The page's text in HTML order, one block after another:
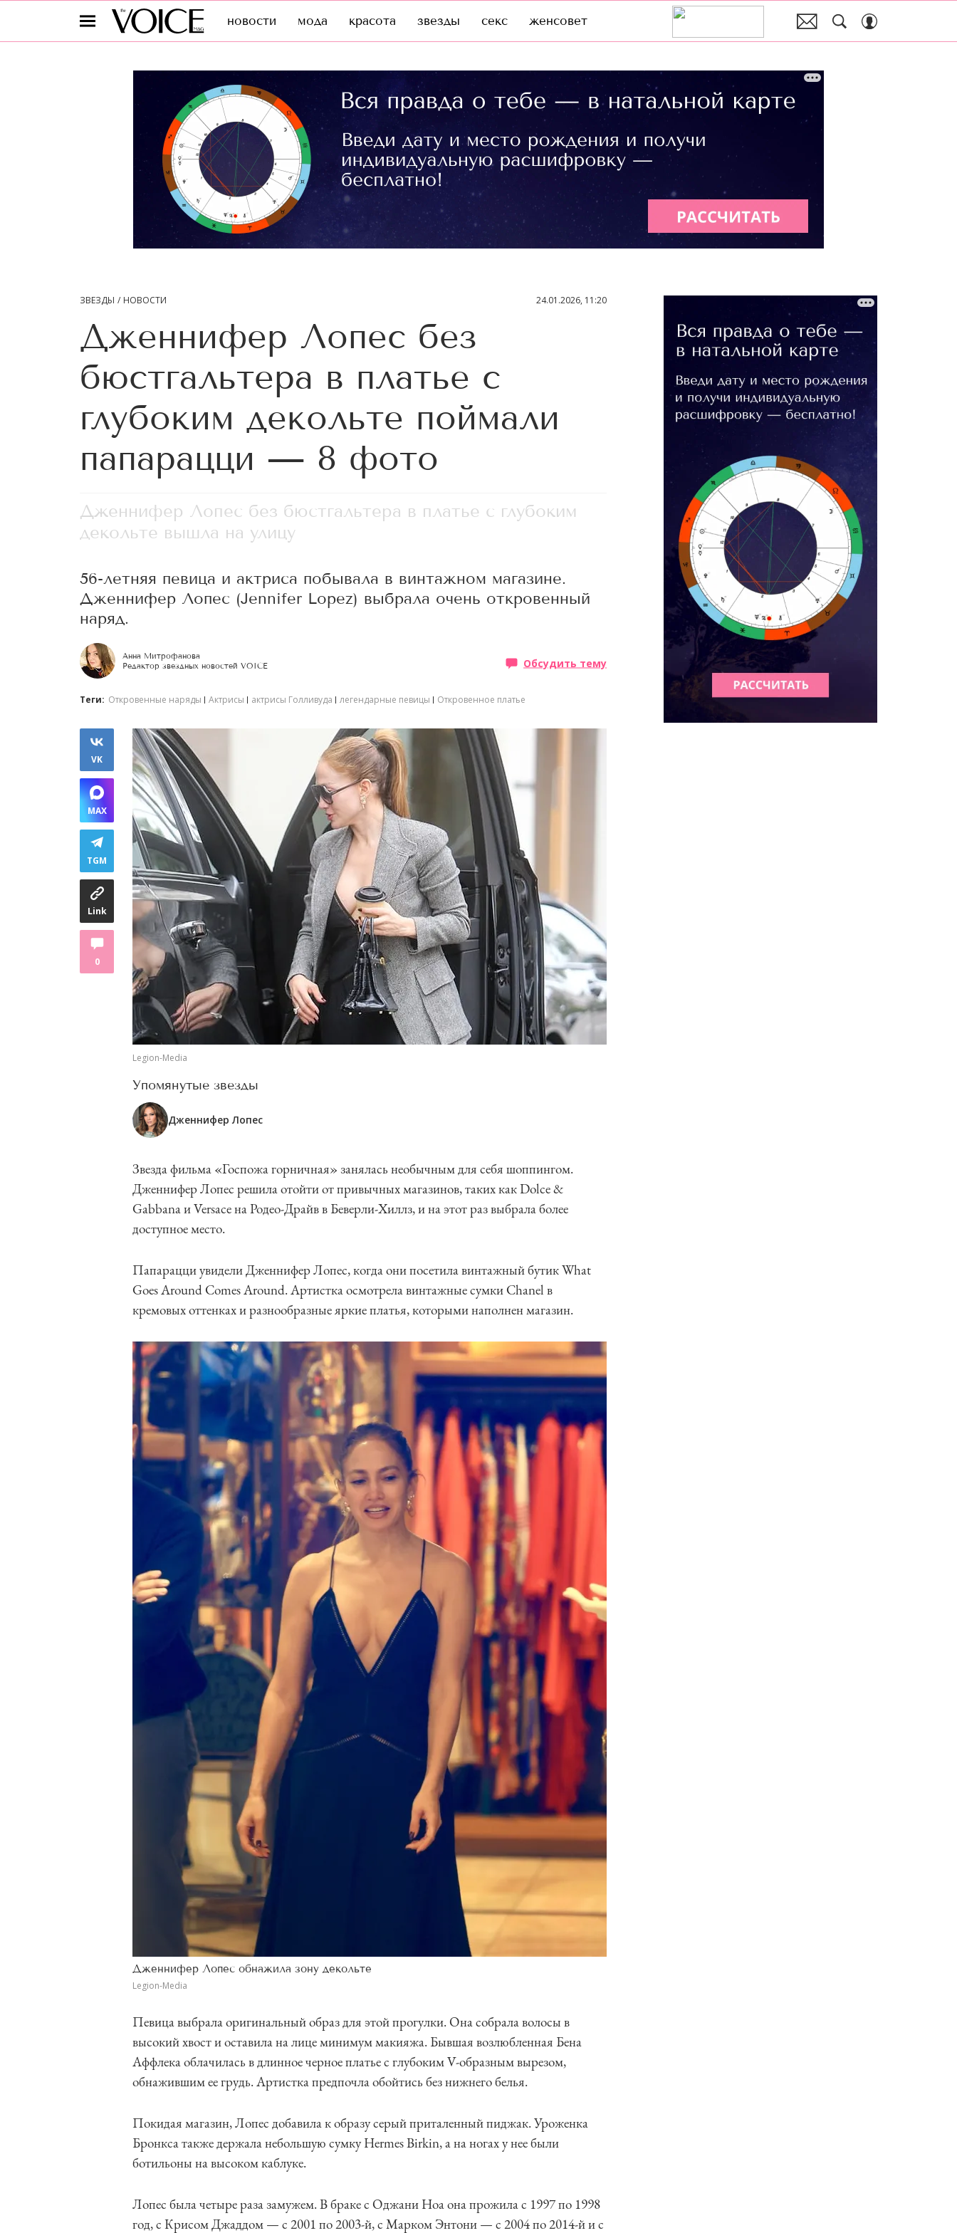
новости мода красота звезды секс женсовет
ЗВЕЗДЫ НОВОСТИ 24.01.2026, 11:20
Дженнифер Лопес без
бюстгальтера в платье с
глубоким декольте поймали
папарацци — 8 фото
Дженнифер Лопес без бюстгальтера в платье с глубоким
декольте вышла на улицу
56-летняя певица и актриса побывала в винтажном магазине.
Дженнифер Лопес (Jennifer Lopez) выбрала очень откровенный
наряд.
Анна Митрофанова
Редактор звездных новостей VOICE
Обсудить тему
Теги: Откровенные наряды Актрисы актрисы Голливуда легендарные певицы Откровенное платье
VK
MAX
TGM
Link
0
Legion-Media
Упомянутые звезды
Дженнифер Лопес
Звезда фильма «Госпожа горничная» занялась необычным для себя шоппингом.
Дженнифер Лопес решила отойти от привычных магазинов, таких как Dolce &
Gabbana и Versace на Родео-Драйв в Беверли-Хиллз, и на этот раз выбрала более
доступное место.
Папарацци увидели Дженнифер Лопес, когда они посетила винтажный бутик What
Goes Around Comes Around. Артистка осмотрела винтажные сумки Chanel в
кремовых оттенках и разнообразные яркие платья, которыми наполнен магазин.
Дженнифер Лопес обнажила зону декольте
Legion-Media
Певица выбрала оригинальный образ для этой прогулки. Она собрала волосы в
высокий хвост и оставила на лице минимум макияжа. Бывшая возлюбленная Бена
Аффлека облачилась в длинное черное платье с глубоким V-образным вырезом,
обнажившим ее грудь. Артистка предпочла обойтись без нижнего белья.
Покидая магазин, Лопес добавила к образу серый приталенный пиджак. Уроженка
Бронкса также держала небольшую сумку Hermes Birkin, а на ногах у нее были
ботильоны на высоком каблуке.
Лопес была четыре раза замужем. В браке с Оджани Ноа она прожила с 1997 по 1998
год, с Крисом Джаддом — с 2001 по 2003-й, с Марком Энтони — с 2004 по 2014-й и с